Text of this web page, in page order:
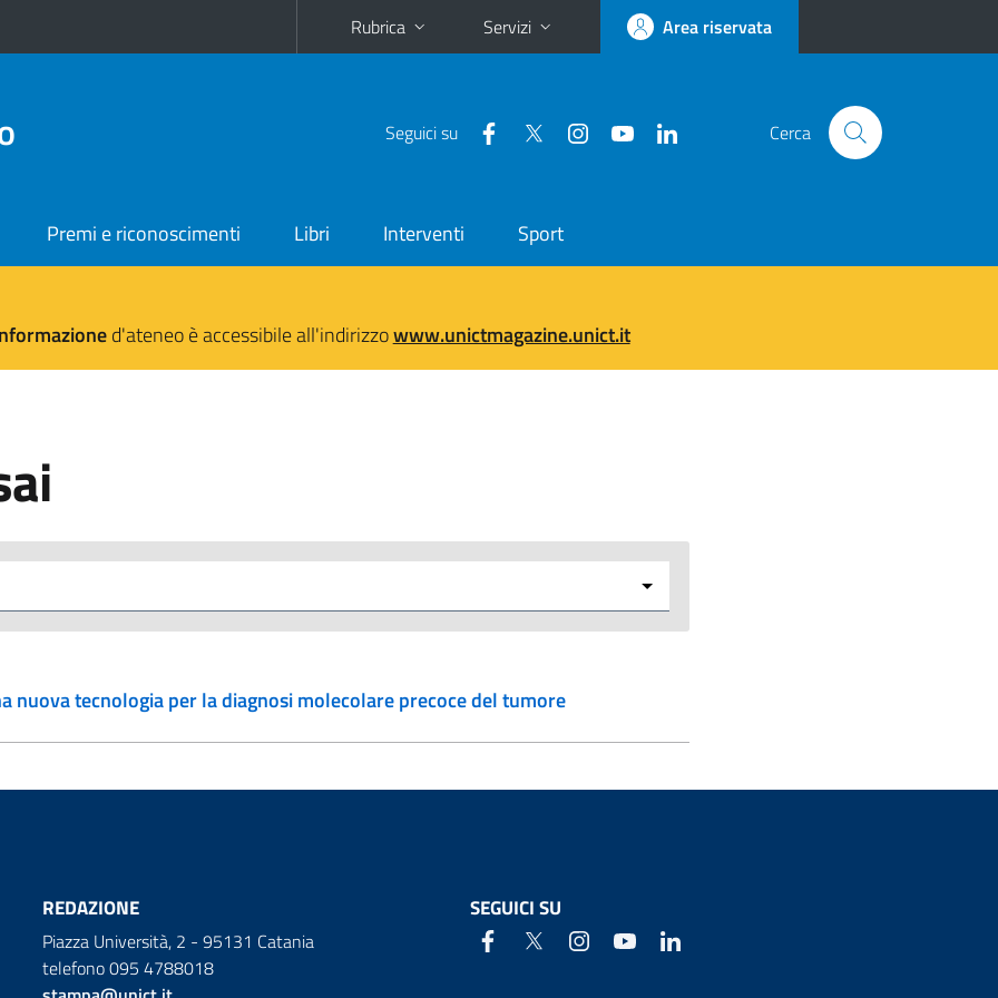
Rubrica Servizi Area riservata
Seguici su Cerca
Premi e riconoscimenti Libri Interventi Sport
d'ateneo è accessibile all'indirizzowww.unictmagazine.unict.it
nuova tecnologia per la diagnosi molecolare precoce del tumore
REDAZIONE
Piazza Università, 2 - 95131 Catania
telefono 095 4788018
SEGUICI SU